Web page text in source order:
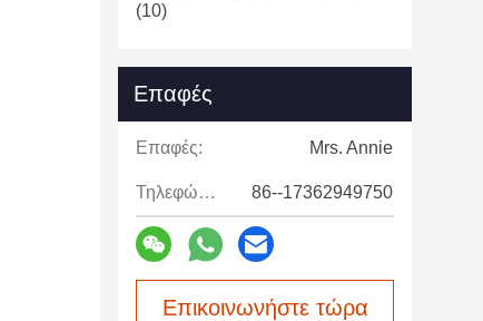
(10)
Επαφές
Επαφές: Mrs. Annie
Τηλεφώνημα: 86--17362949750
Επικοινωνήστε τώρα